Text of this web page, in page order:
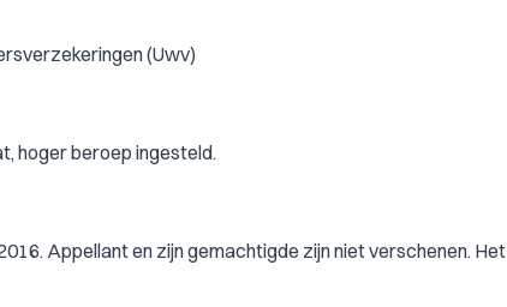
(Uwv)
hoger beroep ingesteld.
Appellant en zijn gemachtigde zijn niet verschenen. Het